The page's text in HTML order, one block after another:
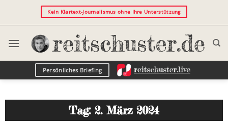
Kein Klartext-Journalismus ohne Ihre Unterstützung
Persönliches Briefing
Tag: 2. März 2024